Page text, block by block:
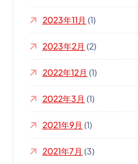
2023年11月 (1)
2023年2月 (2)
2022年12月 (1)
2022年3月 (1)
2021年9月 (1)
2021年7月 (3)